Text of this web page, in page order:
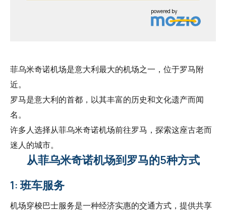
powered by
菲乌米奇诺机场是意大利最大的机场之一，位于罗马附
近。
罗马是意大利的首都，以其丰富的历史和文化遗产而闻
名。
许多人选择从菲乌米奇诺机场前往罗马，探索这座古老而
迷人的城市。
从菲乌米奇诺机场到罗马的5种方式
1: 班车服务
机场穿梭巴士服务是一种经济实惠的交通方式，提供共享